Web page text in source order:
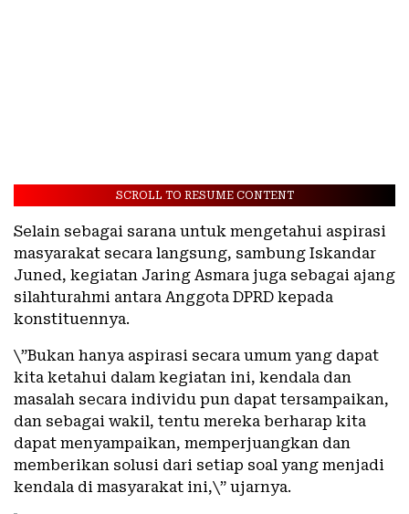
SCROLL TO RESUME CONTENT
Selain sebagai sarana untuk mengetahui aspirasi
masyarakat secara langsung, sambung Iskandar
Juned, kegiatan Jaring Asmara juga sebagai ajang
silahturahmi antara Anggota DPRD kepada
konstituennya.
\”Bukan hanya aspirasi secara umum yang dapat
kita ketahui dalam kegiatan ini, kendala dan
masalah secara individu pun dapat tersampaikan,
dan sebagai wakil, tentu mereka berharap kita
dapat menyampaikan, memperjuangkan dan
memberikan solusi dari setiap soal yang menjadi
kendala di masyarakat ini,\” ujarnya.